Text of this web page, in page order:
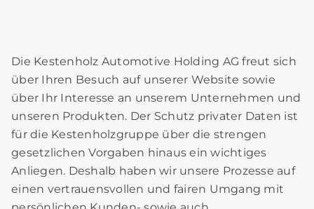
Die Kestenholz Automotive Holding AG freut sich
über Ihren Besuch auf unserer Website sowie
über Ihr Interesse an unserem Unternehmen und
unseren Produkten. Der Schutz privater Daten ist
für die Kestenholzgruppe über die strengen
gesetzlichen Vorgaben hinaus ein wichtiges
Anliegen. Deshalb haben wir unsere Prozesse auf
einen vertrauensvollen und fairen Umgang mit